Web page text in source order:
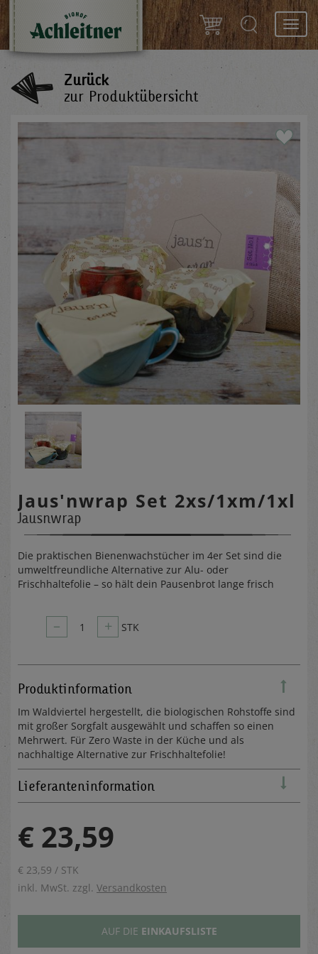
Zurück
zur Produktübersicht
Jaus'nwrap Set 2xs/1xm/1xl
Jausnwrap
Die praktischen Bienenwachstücher im 4er Set sind die
umweltfreundliche Alternative zur Alu- oder
Frischhaltefolie – so hält dein Pausenbrot lange frisch
– 1 + STK
Produktinformation
Im Waldviertel hergestellt, die biologischen Rohstoffe sind
mit großer Sorgfalt ausgewählt und schaffen so einen
Mehrwert. Für Zero Waste in der Küche und als
nachhaltige Alternative zur Frischhaltefolie!
Lieferanteninformation
€ 23,59
€ 23,59 / STK
inkl. MwSt. zzgl. Versandkosten
AUF DIE EINKAUFSLISTE